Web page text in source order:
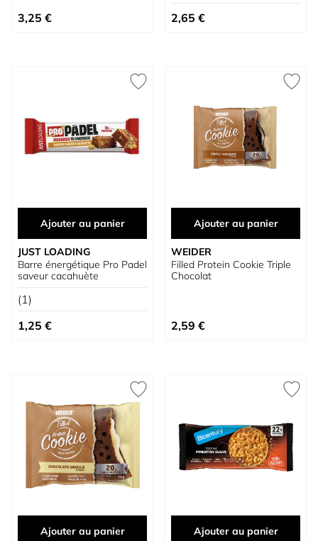
3,25 € 2,65 €
Ajouter au panier
JUST LOADING
Barre énergétique Pro Padel
saveur cacahuète
(1)
1,25 €
Ajouter au panier
WEIDER
Filled Protein Cookie Triple
Chocolat
2,59 €
Ajouter au panier Ajouter au panier